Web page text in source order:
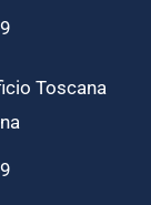
Toscana